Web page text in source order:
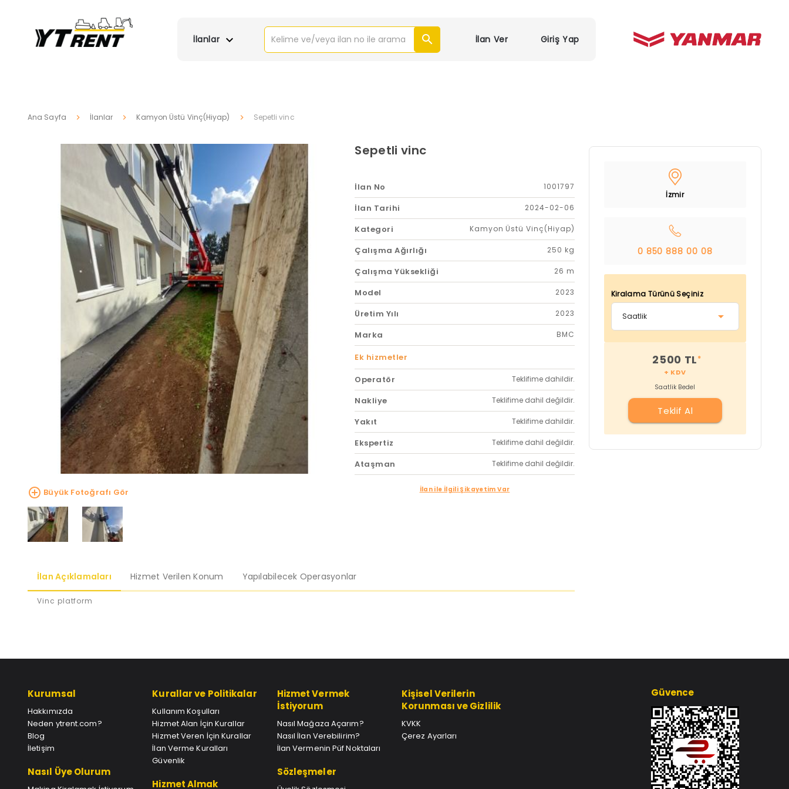
İlanlar İlan Ver Giriş Yap
Ana Sayfa İlanlar Kamyon Üstü Vinç(Hiyap) Sepetli vinc
Büyük Fotoğrafı Gör
Sepetli vinc
İlan No 1001797
İlan Tarihi 2024-02-06
Kategori Kamyon Üstü Vinç(Hiyap)
Çalışma Ağırlığı 250 kg
Çalışma Yüksekliği 26 m
Model 2023
Üretim Yılı 2023
Marka BMC
Ek hizmetler
Operatör
Teklifime dahildir.
Nakliye Teklifime dahil değildir.
Yakıt Teklifime dahildir.
Ekspertiz Teklifime dahil değildir.
Ataşman Teklifime dahil değildir.
İlan ile İlgili Şikayetim Var
İlan Açıklamaları Hizmet Verilen Konum Yapılabilecek Operasyonlar
Vinc platform
İzmir
0 850 888 00 08
Kiralama Türünü Seçiniz
2500 TL*
+ KDV
Saatlik Bedel
Teklif Al
Kurumsal
Hakkımızda
Neden ytrent.com?
Blog
İletişim
Nasıl Üye Olurum
Kurallar ve Politikalar
Kullanım Koşulları
Hizmet Alan İçin Kurallar
Hizmet Veren İçin Kurallar
İlan Verme Kuralları
Güvenlik
Hizmet Almak
Hizmet Vermek
İstiyorum
Nasıl Mağaza Açarım?
Nasıl İlan Verebilirim?
İlan Vermenin Püf Noktaları
Sözleşmeler
Kişisel Verilerin
Korunması ve Gizlilik
KVKK
Çerez Ayarları
Güvence